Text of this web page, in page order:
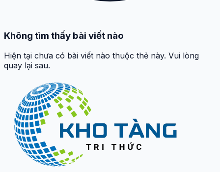
Không tìm thấy bài viết nào
Hiện tại chưa có bài viết nào thuộc thẻ này. Vui lòng
quay lại sau.